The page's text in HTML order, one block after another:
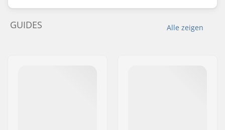
Alle zeigen
GUIDES